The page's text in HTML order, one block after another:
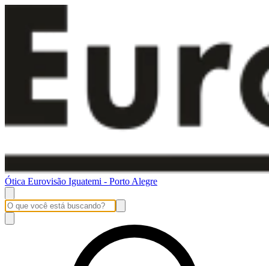
Ótica Eurovisão Iguatemi - Porto Alegre